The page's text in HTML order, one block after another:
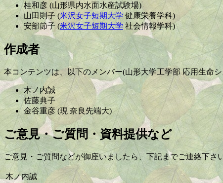
桂和彦 (山形県内水面水産試験場)
山田則子 (米沢女子短期大学健康栄養学科)
安部節子 (米沢女子短期大学 社会情報学科)
作成者
本コンテンツは、以下のメンバー(山形大学工学部 応用生命
木ノ内誠
佐藤典子
金谷重彦 (現 奈良先端大)
ご意見・ご質問・資料提供など
ご意見・ご質問などが御座いましたら、下記までご連絡下さ
木ノ内誠